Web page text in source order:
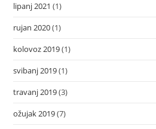
lipanj 2021 (1)
rujan 2020(1)
kolovoz 2019(1)
svibanj 2019(1)
travanj 2019(3)
ožujak 2019(7)